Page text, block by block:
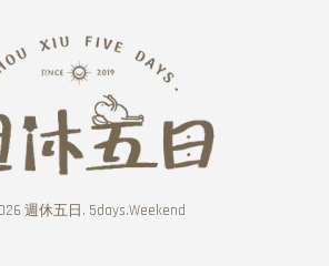
週休五日. 5days.Weekend